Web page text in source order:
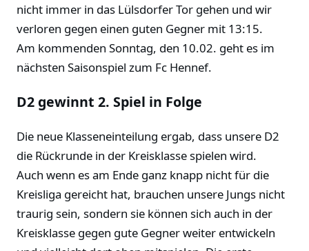
nicht immer in das Lülsdorfer Tor gehen und wir
verloren gegen einen guten Gegner mit 13:15.
Am kommenden Sonntag, den 10.02. geht es im
nächsten Saisonspiel zum Fc Hennef.
D2 gewinnt 2. Spiel in Folge
Die neue Klasseneinteilung ergab, dass unsere D2
die Rückrunde in der Kreisklasse spielen wird.
Auch wenn es am Ende ganz knapp nicht für die
Kreisliga gereicht hat, brauchen unsere Jungs nicht
traurig sein, sondern sie können sich auch in der
Kreisklasse gegen gute Gegner weiter entwickeln